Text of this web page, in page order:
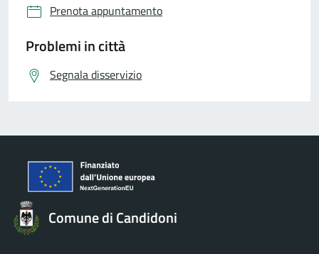
Prenota appuntamento
Problemi in città
Segnala disservizio
Comune di Candidoni